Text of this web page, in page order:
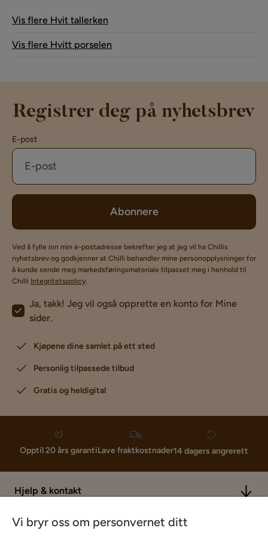
Vis flere Hvit tallerken
Vis flere Hvitt porselen
Registrer deg på nyhetsbrev
E-post
Abonnere
Ved å fylle inn min e-postadresse bekrefter jeg at jeg vil ha Chillis
nyhetsbrev og godkjenner at Chilli behandler mine personopplysninger for
å kunde sende meg markedsføringsmateriale tilpasset meg i henhold til
Chilli Integritetspolicy.
Ja, takk! Jeg vil også opprette en konto for Mine
sider.
Kjøpene dine samlet på ett sted
Personlig tilpassede tilbud
Gratis og heldigital
Opptil 20 års garantiLave fraktkostnader14 dagers angrerett
Hjelp & kontakt
Sortiment & tilbud
Vi bryr oss om personvernet ditt